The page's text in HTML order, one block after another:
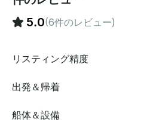
飲み放題の軽食が付いてきます
ス、釣り道具、釣り餌などのア
ます 。含まれていないものジェットスキーのレンタルは
基本料金には含まれていません
ンとして追加料金でご利用いただけます。
ヨットはドバイマリーナから出
5.0(6件のレビュー)
リスティング精度
出発＆帰着
船体＆設備